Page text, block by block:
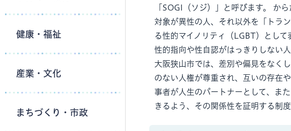
健康・福祉
産業・文化
まちづくり・市政
「SOGI（ソジ）」と呼びます。 か
対象が異性の人、それ以外を「トラ
る性的マイノリティ（LGBT）とし
性的指向や性自認がはっきりしない
大阪狭山市では、差別や偏見をなく
のない人権が尊重され、互いの存在
事者が人生のパートナーとして、ま
きるよう、その関係性を証明する制度